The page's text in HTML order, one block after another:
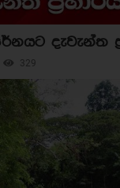
දැවැන්ත
329